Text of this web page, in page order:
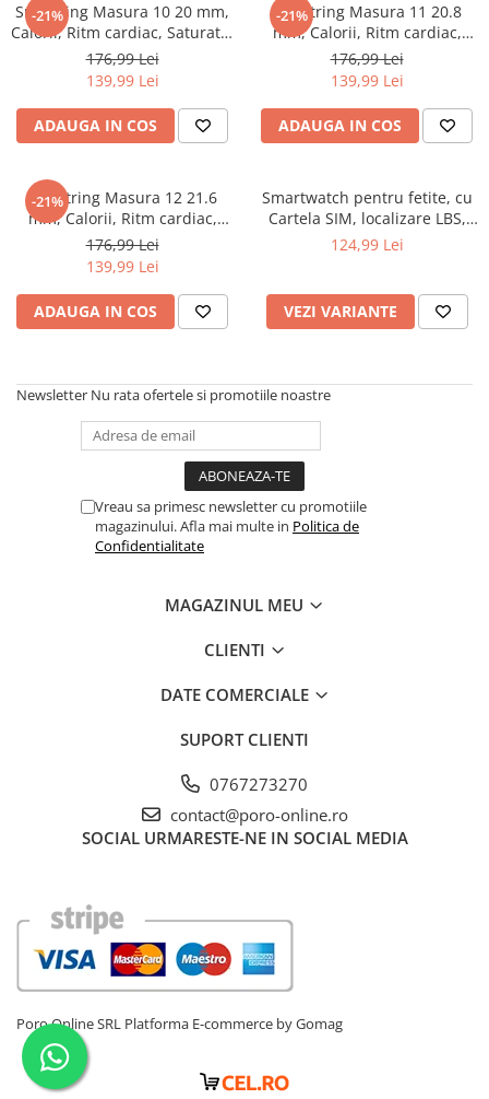
-21%
Smartring Masura 10 20 mm,
Calorii, Ritm cardiac, Saturatie
oxigen
176,99 Lei
139,99 Lei
ADAUGA IN COS
-21%
Smartring Masura 11 20.8
mm, Calorii, Ritm cardiac,
Saturatie oxigen
176,99 Lei
139,99 Lei
ADAUGA IN COS
-21%
Smartring Masura 12 21.6
mm, Calorii, Ritm cardiac,
Saturatie oxigen
176,99 Lei
139,99 Lei
ADAUGA IN COS
Smartwatch pentru fetite, cu
Cartela SIM, localizare LBS,
Mesaje Vocale, 300 mAh, Roz
124,99 Lei
VEZI VARIANTE
Newsletter Nu rata ofertele si promotiile noastre
Vreau sa primesc newsletter cu promotiile
magazinului. Afla mai multe in Politica de
Confidentialitate
MAGAZINUL MEU
CLIENTI
DATE COMERCIALE
SUPORT CLIENTI
0767273270
contact@poro-online.ro
SOCIAL URMARESTE-NE IN SOCIAL MEDIA
Poro Online SRL Platforma E-commerce by Gomag